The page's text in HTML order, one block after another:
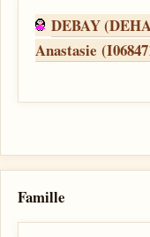
DEBAY
Anastasie
Famille